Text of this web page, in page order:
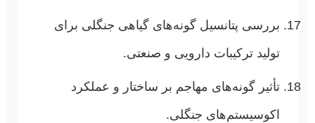
بررسی پتانسیل گونه‌های گیاهی جنگلی برای
تولید ترکیبات دارویی و صنعتی.
تأثیر گونه‌های مهاجم بر ساختار و عملکرد
اکوسیستم‌های جنگلی.